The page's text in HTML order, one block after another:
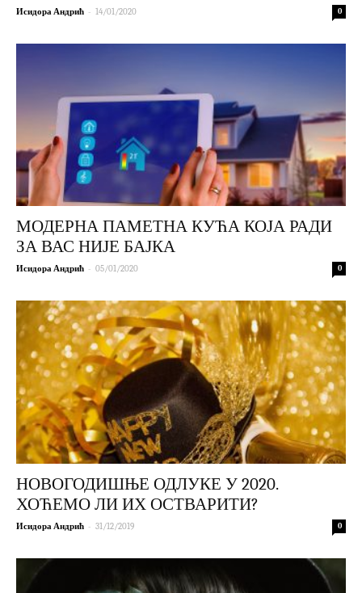
Исидора Андрић - 14/01/2020 0
МОДЕРНА ПАМЕТНА КУЋА КОЈА РАДИ
ЗА ВАС НИЈЕ БАЈКА
Исидора Андрић - 05/01/2020 0
НОВОГОДИШЊЕ ОДЛУКЕ У 2020.
ХОЋЕМО ЛИ ИХ ОСТВАРИТИ?
Исидора Андрић - 31/12/2019 0